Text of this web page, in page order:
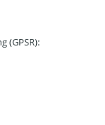
(GPSR):